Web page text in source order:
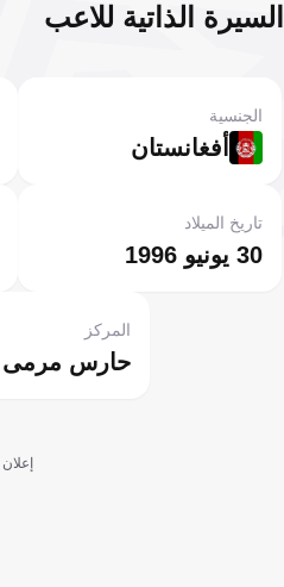
السيرة الذاتية للاعب
أفغانستان
الجنسية
30 يونيو 1996
تاريخ الميلاد
حارس مرمى
المركز
إعلان